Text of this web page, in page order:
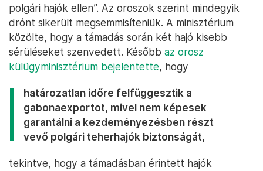
polgári hajók ellen”. Az oroszok szerint mindegyik
drónt sikerült megsemmisíteniük. A minisztérium
közölte, hogy a támadás során két hajó kisebb
sérüléseket szenvedett. Később az orosz
külügyminisztérium bejelentette, hogy
határozatlan időre felfüggesztik a
gabonaexportot, mivel nem képesek
garantálni a kezdeményezésben részt
vevő polgári teherhajók biztonságát,
tekintve, hogy a támadásban érintett hajók